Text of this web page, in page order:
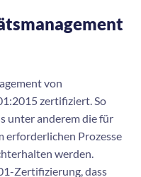
von
zertifiziert. So
unter anderem die für
erforderlichen Prozesse
werden.
Zertifizierung, dass